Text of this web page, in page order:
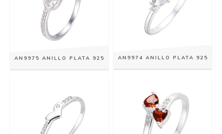
AN9975 ANILLO PLATA 925 AN9974 ANILLO PLATA 925